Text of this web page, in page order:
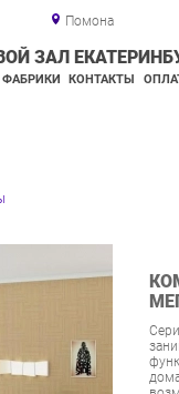
Помона
ЗАЛ
ФАБРИКИ КОНТАКТЫ